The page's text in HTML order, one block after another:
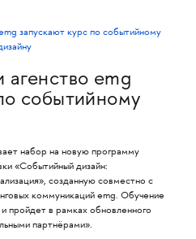
emg
событийному
набор на новую программу
«Событийный дизайн:
созданную совместно с
коммуникаций emg. Обучение
пройдет в рамках обновленного
партнёрами».